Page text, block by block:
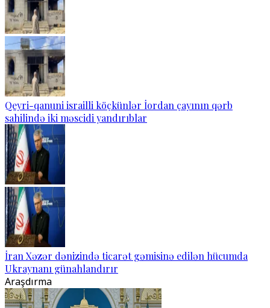
Qeyri-qanuni israilli köçkünlər İordan çayının qərb
sahilində iki məscidi yandırıblar
İran Xəzər dənizində ticarət gəmisinə edilən hücumda
Ukraynanı günahlandırır
Araşdırma